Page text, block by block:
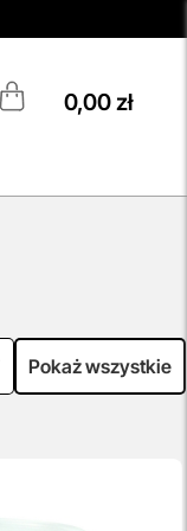
0,00 zł
Pokaż wszystkie